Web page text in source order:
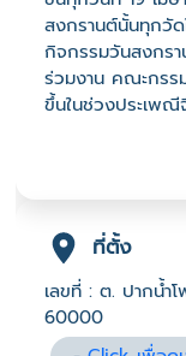
สงกรานต์นั้นทุกวั
กิจกรรมวันสงกรา
ร่วมงาน คณะกรร
ขึ้นในช่วงประเพ
ที่ตั้ง
เลขที่ : ต. ปากน้ำ
60000